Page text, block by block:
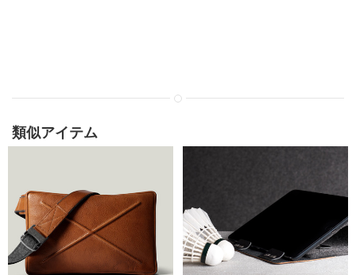
類似アイテム